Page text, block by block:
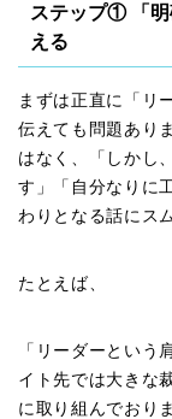
ステップ① 「明
える
まずは正直に「リ
伝えても問題あり
はなく、「しかし
す」「自分なりに
わりとなる話にス
たとえば、
「リーダーという
イト先では大きな
に取り組んでおり